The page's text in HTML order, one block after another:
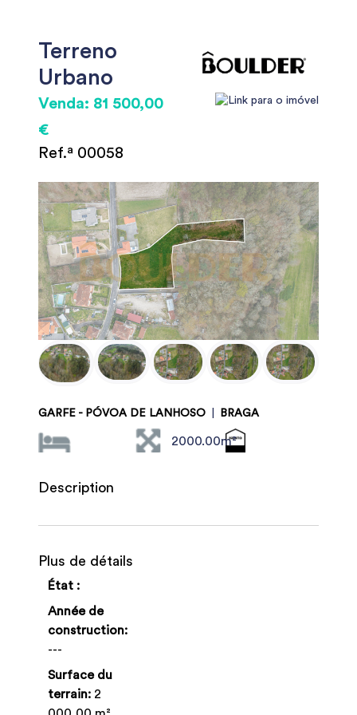
Terreno
Urbano
Venda: 81 500,00
€
Ref.ª 00058
GARFE - PÓVOA DE LANHOSO BRAGA
2000.00m²
Description
Plus de détails
État :
Année de
construction:
---
Surface du
terrain: 2